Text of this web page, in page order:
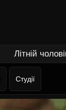
Літній
Студії